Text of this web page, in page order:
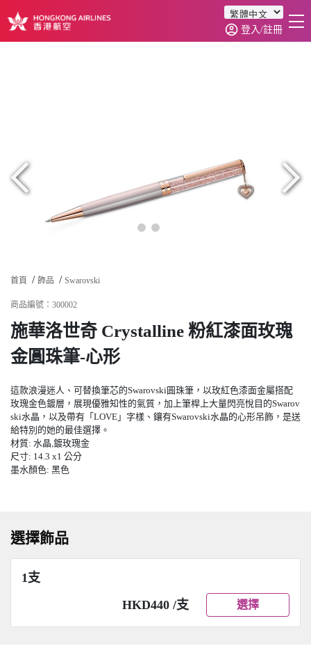
登入/註冊
首頁 飾品 Swarovski
商品編號：300002
施華洛世奇 Crystalline 粉紅漆面玫瑰
金圓珠筆-心形
這款浪漫迷人、可替換筆芯的Swarovski圓珠筆，以玫紅色漆面金屬搭配
玫瑰金色鍍層，展現優雅知性的氣質，加上筆桿上大量閃亮悅目的Swarov
ski水晶，以及帶有「LOVE」字樣、鑲有Swarovski水晶的心形吊飾，是送
給特別的她的最佳選擇。
材質: 水晶,鍍玫瑰金
尺寸: 14.3 x1 公分
墨水顏色: 黑色
選擇飾品
1支
HKD440 /支
選擇